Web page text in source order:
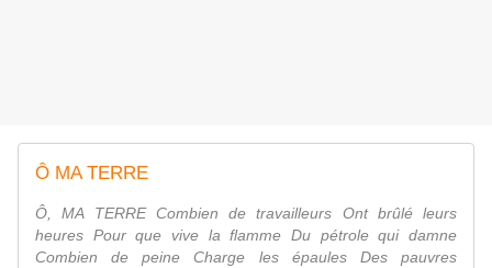
Ô MA TERRE
Ô, MA TERRE Combien de travailleurs Ont brûlé leurs
heures Pour que vive la flamme Du pétrole qui damne
Combien de peine Charge les épaules Des pauvres